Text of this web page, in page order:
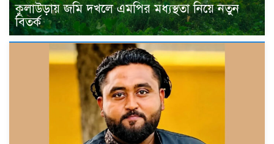
কুলাউড়ায় জমি দখলে এমপির মধ্যস্থতা নিয়ে নতুন
বিতর্ক